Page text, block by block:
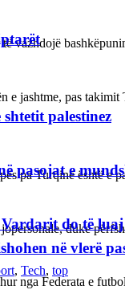
vazhdojë
palestinez
pa Turqinë është e
në vlerë
e jashtme, pas
pasojat e
duke
, Tech, top
do të luaj
nga Federata e